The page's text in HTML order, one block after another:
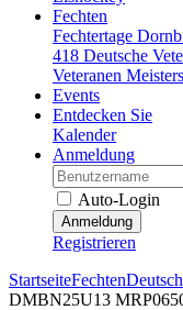
Fechten
Fechtertage
418 Deutsche
Veteranen
Events
Entdecken Sie
Kalender
Anmeldung
Auto-Login
Anmeldung
Registrieren
StartseiteFechten
DMBN25U13